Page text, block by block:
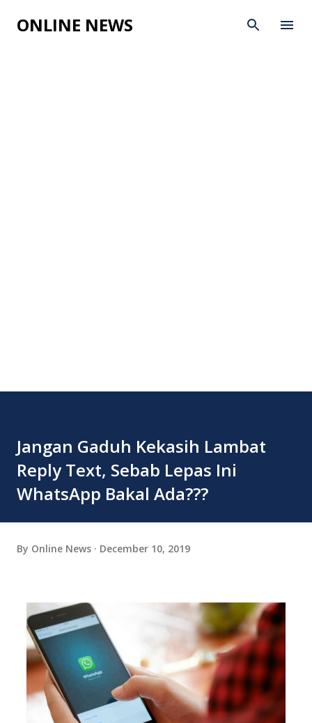
Skip to main content
ONLINE NEWS
Jangan Gaduh Kekasih Lambat
Reply Text, Sebab Lepas Ini
WhatsApp Bakal Ada???
By Online News December 10, 2019